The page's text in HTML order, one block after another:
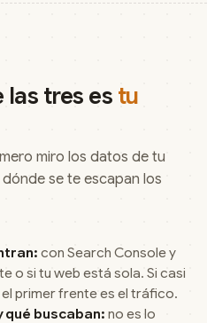
las tres es tu
miro los datos de tu
se te escapan los
con Search Console y
o si tu web está sola. Si casi
primer frente es el tráfico.
qué buscaban: no es lo